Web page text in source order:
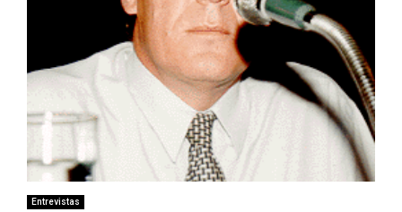
Entrevistas